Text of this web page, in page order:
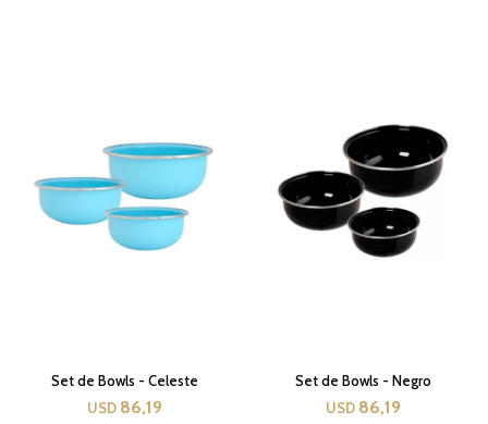
Set de Bowls - Celeste
USD 86,19
Set de Bowls - Negro
USD 86,19